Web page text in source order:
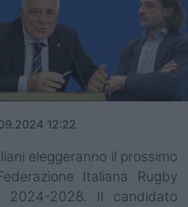
12:22
eleggeranno il prossimo
Italiana Rugby
2024-2028. Il candidato